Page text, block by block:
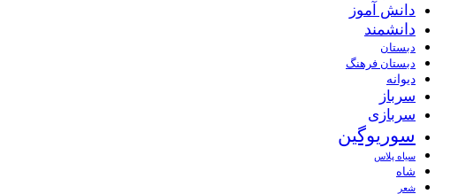
دانش آموز
دانشمند
دبستان
دبستان فرهنگ
دیوانه
سرباز
سربازی
سوریوگین
سیاه پلاس
شاه
شعر